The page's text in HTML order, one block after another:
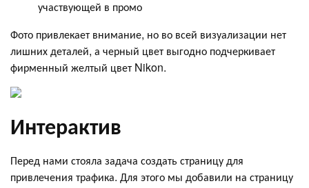
участвующей в промо
Фото привлекает внимание, но во всей визуализации нет
лишних деталей, а черный цвет выгодно подчеркивает
фирменный желтый цвет Nikon.
Интерактив
Перед нами стояла задача создать страницу для
привлечения трафика. Для этого мы добавили на страницу